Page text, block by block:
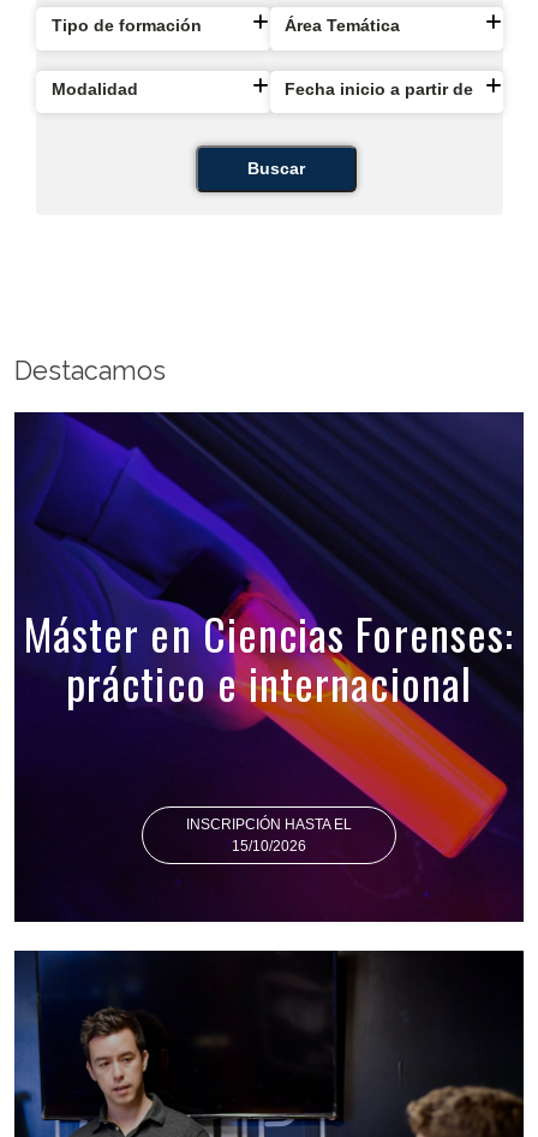
Tipo de formación Área Temática
Modalidad Fecha inicio a partir de
Buscar
Destacamos
Máster en Ciencias Forenses:
práctico e internacional
INSCRIPCIÓN HASTA EL
15/10/2026